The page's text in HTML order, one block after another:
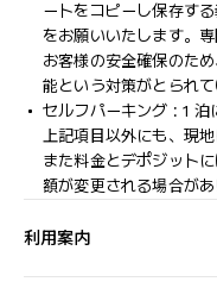
ートをコピーし保存す
をお願いいたします。
お客様の安全確保のた
能という対策がとられて
セルフパーキング : 1
上記項目以外にも、現
また料金とデポジット
額が変更される場合があ
利用案内